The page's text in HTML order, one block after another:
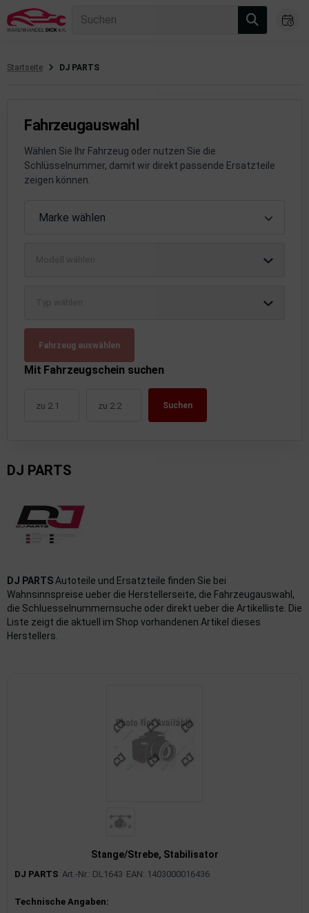
Suchen
Startseite DJ PARTS
Fahrzeugauswahl
Wählen Sie Ihr Fahrzeug oder nutzen Sie die
Schlüsselnummer, damit wir direkt passende Ersatzteile
zeigen können.
Marke wählen
Fahrzeug auswählen
Mit Fahrzeugschein suchen
Suchen
DJ PARTS
DJ PARTS Autoteile und Ersatzteile finden Sie bei
Wahnsinnspreise ueber die Herstellerseite, die Fahrzeugauswahl,
die Schluesselnummernsuche oder direkt ueber die Artikelliste. Die
Liste zeigt die aktuell im Shop vorhandenen Artikel dieses
Herstellers.
Stange/Strebe, Stabilisator
DJ PARTS Art.-Nr.: DL1643 EAN: 1403000016436
Produktinformationen
Technische Angaben:
Anbauteile
Dämpfung
Lüftung
Kommunikationssysteme